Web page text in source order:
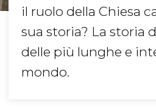
il ruolo della Chiesa
sua storia? La storia
delle più lunghe e
mondo.